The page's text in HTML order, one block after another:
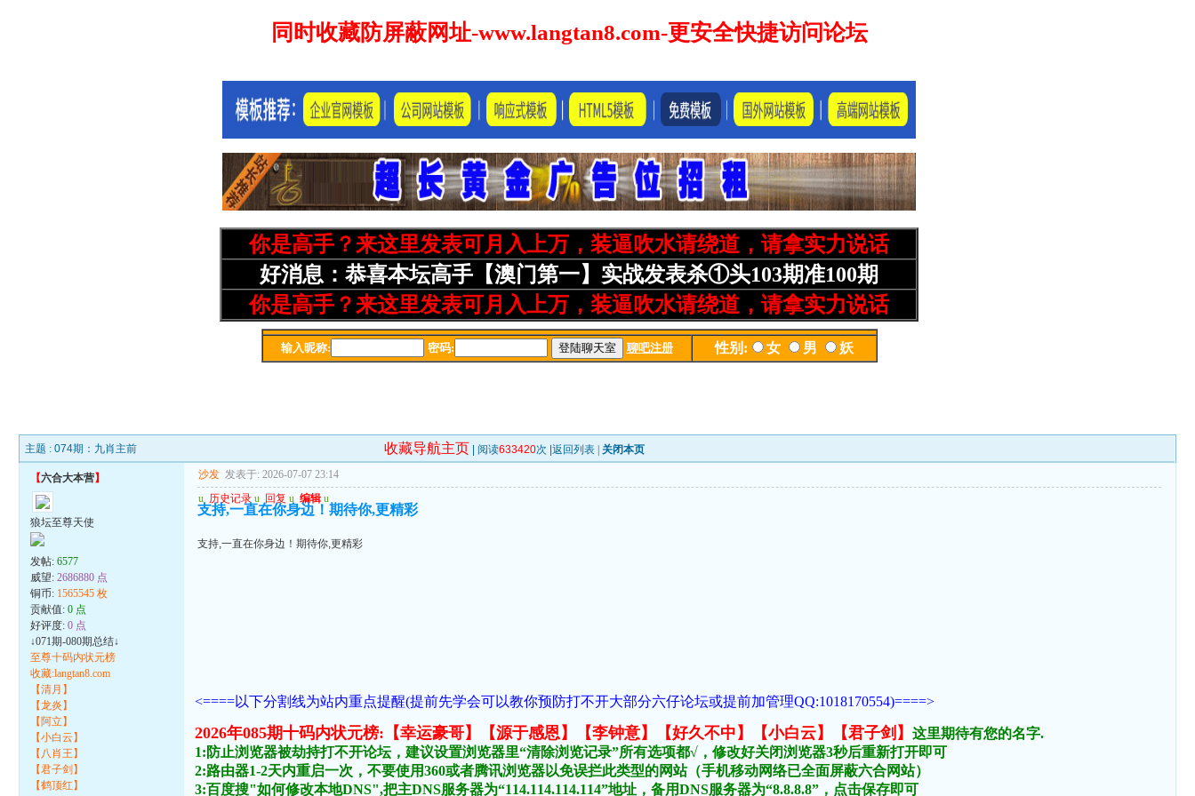
主题 :074期：九肖主前 收藏导航主页 | 阅读633420次 |返回列表 关闭本页
【六合大本营】
狼坛至尊天使
发帖:6577
威望:2686880 点
铜币: 1565545 枚
贡献值:0 点
好评度:0 点
↓071期-080期总结↓
至尊十码内状元榜
收藏:langtan8.com
【清月】
【龙炎】
【阿立】
【小白云】
【八肖王】
【君子剑】
【鹤顶红】
沙发 发表于: 2026-07-07 23:14
u 历史记录 u 回复 u 编辑 u
支持,一直在你身边！期待你,更精彩
支持,一直在你身边！期待你,更精彩
<====以下分割线为站内重点提醒(提前先学会可以教你预防打不开大部分六仔论坛或提前加管理QQ:1018170554)====>
2026年085期十码内状元榜:【幸运豪哥】【源于感恩】【李钟意】【好久不中】【小白云】【君子剑】
这里期待有您的名字.
1:防止浏览器被劫持打不开论坛，建议设置浏览器里“清除浏览记录”所有选项都√，修改好关闭浏览器3秒后重新打开即可
2:路由器1-2天内重启一次，不要使用360或者腾讯浏览器以免误拦此类型的网站（手机移动网络已全面屏蔽六合网站）
3:百度搜"如何修改本地DNS",把主DNS服务器为“114.114.114.114”地址，备用DNS服务器为“8.8.8.8”，点击保存即可